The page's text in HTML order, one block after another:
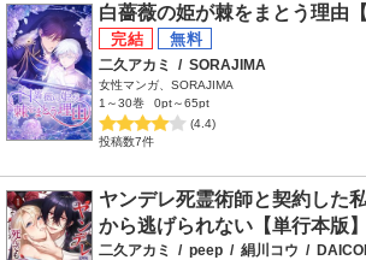
白薔薇の姫が棘をまとう理由
二久アカミ / SORAJIMA
女性マンガ、SORAJIMA
1～30巻
0pt～65pt
(4.4)
投稿数7件
ヤンデレ死霊術師と契約した
から逃げられない【単行本版】
二久アカミ / peep / 絹川コウ /